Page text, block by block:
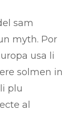
sam
myth. Por
usa li
solmen in
plu
al